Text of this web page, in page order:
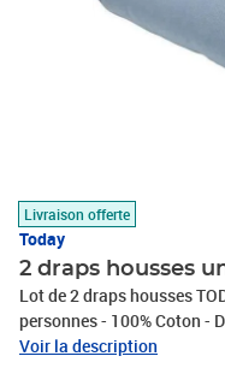
Livraison offerte
Today
2 draps housses
Lot de 2 draps housses
personnes - 100% Coton -
Voir la description